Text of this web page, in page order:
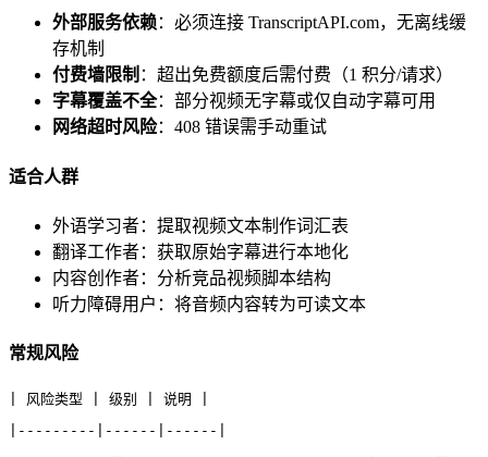
外部服务依赖：必须连接 TranscriptAPI.com，无离线缓
存机制
付费墙限制 ：超出免费额度后需付费（1 积分/请求）
字幕覆盖不全：部分视频无字幕或仅自动字幕可用
网络超时风险：408 错误需手动重试
适合人群
外语学习者：提取视频文本制作词汇表
翻译工作者：获取原始字幕进行本地化
内容创作者：分析竞品视频脚本结构
听力障碍用户：将音频内容转为可读文本
常规风险
| 风险类型 | 级别 | 说明 |
|---------|------|------|